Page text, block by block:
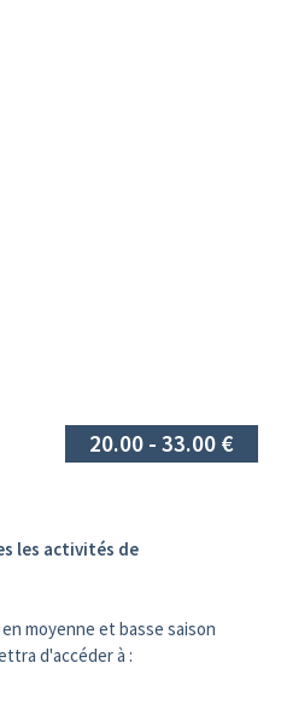
20.00 - 33.00 €
les activités de
moyenne et basse saison
d'accéder à :